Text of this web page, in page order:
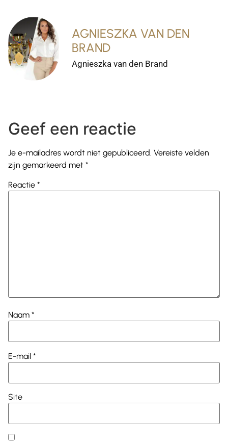
AGNIESZKA VAN DEN
BRAND
Agnieszka van den Brand
Geef een reactie
Je e-mailadres wordt niet gepubliceerd. Vereiste velden
zijn gemarkeerd met *
Reactie *
Naam *
E-mail *
Site